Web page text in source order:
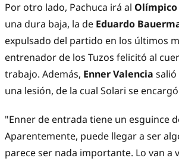
Por otro lado, Pachuca irá al
una dura baja, la de Eduardo
expulsado del partido en los últimos
entrenador de los Tuzos felicitó al
trabajo. Además, Enner Valencia salió
una lesión, de la cual Solari se
"Enner de entrada tiene un esguince
Aparentemente, puede llegar a ser
parece ser nada importante. Lo van a